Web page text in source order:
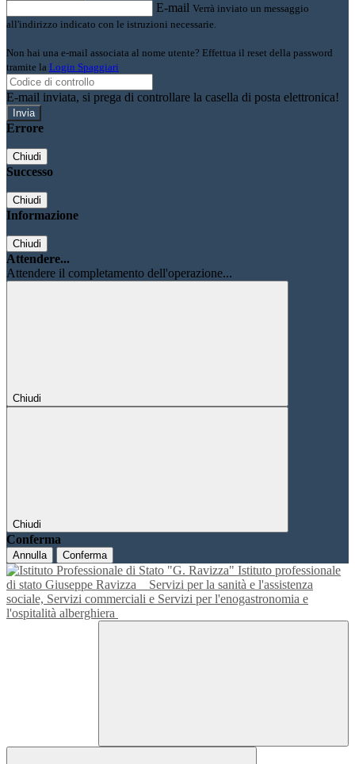
E-mail Verrà inviato un messaggio
all'indirizzo indicato con le istruzioni necessarie.
Non hai una e-mail associata al nome utente? Effettua il reset della password
tramite la Login Spaggiari
E-mail inviata, si prega di controllare la casella di posta elettronica!
Errore
Chiudi
Successo
Chiudi
Informazione
Chiudi
Attendere...
Attendere il completamento dell'operazione...
Chiudi
Chiudi
Conferma
Annulla Conferma
Istituto professionale
di stato Giuseppe Ravizza
Servizi per la sanità e l'assistenza
sociale, Servizi commerciali e Servizi per l'enogastronomia e
l'ospitalità alberghiera